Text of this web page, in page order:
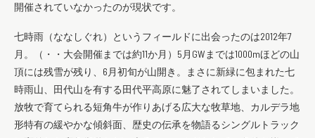
開催されていなかったのが現状です。
七時雨（ななしぐれ）というフィールドに出会ったのは2012年7
月。（・・大会開催までは約11か月）5月GWまでは1000mほどの山
頂には残雪が残り、6月初旬が山開き。まさに新緑に包まれた七
時雨山、田代山を有する田代平高原に魅了されてしまいました。
放牧で育てられる短角牛が作りあげる広大な牧草地、カルデラ地
形特有の緩やかな傾斜面、歴史の伝承を物語るシングルトラック